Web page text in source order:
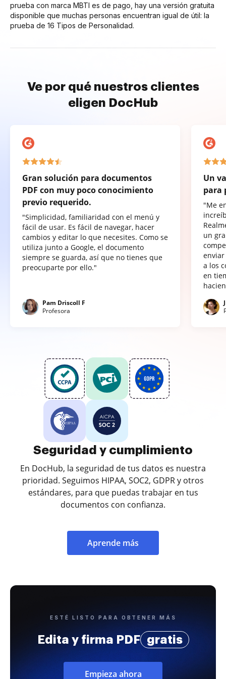
prueba con marca MBTI es de pago, hay una versión gratuita
disponible que muchas personas encuentran igual de útil: la
prueba de 16 Tipos de Personalidad.
Ve por qué nuestros clientes
eligen DocHub
Gran solución para documentos
PDF con muy poco conocimiento
previo requerido.
"Simplicidad, familiaridad con el menú y
fácil de usar. Es fácil de navegar, hacer
cambios y editar lo que necesites. Como se
utiliza junto a Google, el documento
siempre se guarda, así que no tienes que
preocuparte por ello."
Pam Driscoll F
Profesora
Un
para
"Me
un
a los
en
Seguridad y cumplimiento
En DocHub, la seguridad de tus datos es nuestra
prioridad. Seguimos HIPAA, SOC2, GDPR y otros
estándares, para que puedas trabajar en tus
documentos con confianza.
Aprende más
ESTÉ LISTO PARA OBTENER MÁS
Edita y firma PDF gratis
Empieza ahora